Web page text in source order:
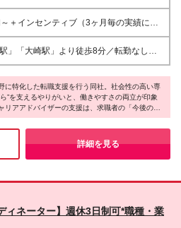
迎 ◇基本的なPCスキルをお持ちの方
の基本操作ができる方 └Gmail・Slack
一つでも当てはまる方は、
と考えています。 ・人と話すこと
たい ・2.30代のうちに収入アップを叶
の役に立てる仕事がしたい ・相手に寄
信頼関係を築くのが得意 ・チームで協
きたい ・プライベートの時間も大切に
。 ※売り込む営業ではありま
うしたらこの方にとって良い選択にな
※「数字は苦手だからでき
方へのフォロー体制が整っている環境で
＋インセンティブ（3ヶ月毎の実績に応
※上記月給には月30時間分の固定残業代
円～月8万3600円）を含みます。固定残
」「大崎駅」より徒歩8分／転勤なし＞
区東五反田2-21-28 OSビルディング7階
すが、業務に慣れた後は週1日リモート
す ※転居を伴う転勤はありません ※受動
あり
に特化した転職支援を行う同社。社会性の高い専
”を支えるやりがいと、働きやすさの両立が印象
リアアドバイザーの支援は、求職者の「今後の暮
うもの。就業後の感謝の言葉は、関わりが笑顔に
す。一方、定時退社・土日祝休みといった環境の
し活を楽しんだり、家族との時間を優先したり。
の形”が尊重されています。
詳細を見る
ィネーター】週休3日制可*職種・業